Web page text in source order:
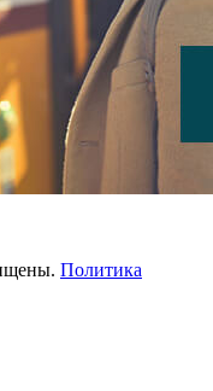
Политика